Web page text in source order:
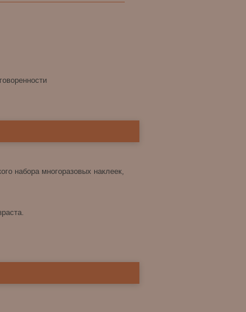
набора многоразовых наклеек,